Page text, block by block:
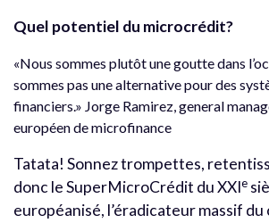
Quel potentiel du microcrédit?
«Nous sommes plutôt une goutte dans
sommes pas une alternative pour des
financiers.» Jorge Ramirez, general
européen de microfinance
Tatata! Sonnez trompettes,
donc le SuperMicroCrédit du XXIe
européanisé, l’éradicateur massif du